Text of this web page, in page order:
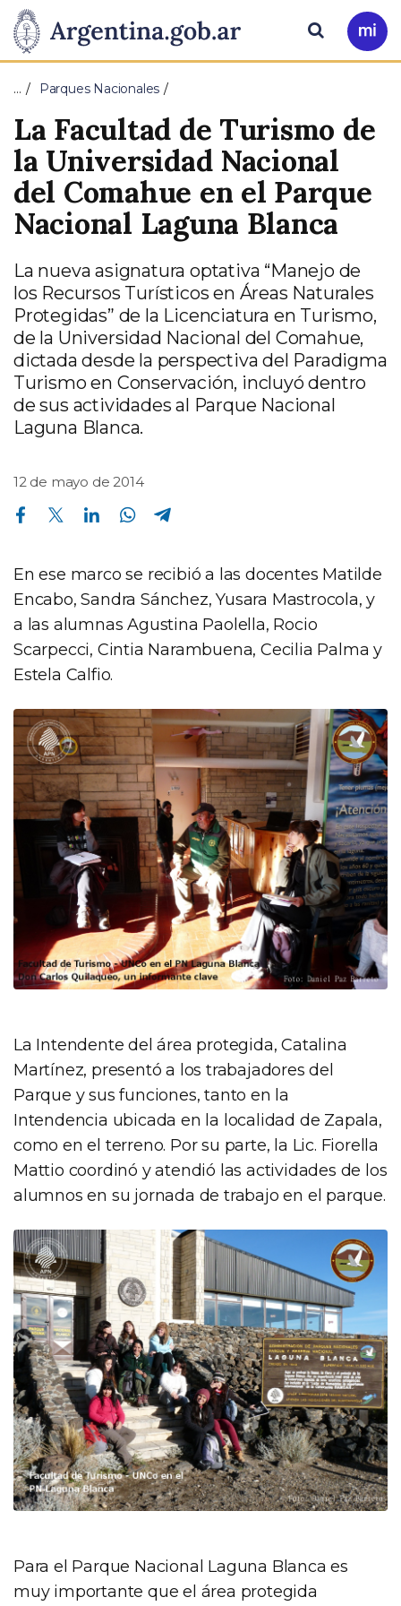
Presidencia
de
la
Nación
Pasar al contenido principal
Ir
a
Buscar
… Parques Nacionales
La Facultad de Turismo de
la Universidad Nacional
del Comahue en el Parque
Nacional Laguna Blanca
La nueva asignatura optativa “Manejo de
los Recursos Turísticos en Áreas Naturales
Protegidas” de la Licenciatura en Turismo,
de la Universidad Nacional del Comahue,
dictada desde la perspectiva del Paradigma
Turismo en Conservación, incluyó dentro
de sus actividades al Parque Nacional
Laguna Blanca.
12 de mayo de 2014
Compartir en Facebook Compartir en Twitter Compartir en Linkedin Compartir en Whatsapp
En ese marco se recibió a las docentes Matilde
Encabo, Sandra Sánchez, Yusara Mastrocola, y
a las alumnas Agustina Paolella, Rocio
Scarpecci, Cintia Narambuena, Cecilia Palma y
Estela Calfio.
La Intendente del área protegida, Catalina
Martínez, presentó a los trabajadores del
Parque y sus funciones, tanto en la
Intendencia ubicada en la localidad de Zapala,
como en el terreno. Por su parte, la Lic. Fiorella
Mattio coordinó y atendió las actividades de los
alumnos en su jornada de trabajo en el parque.
Para el Parque Nacional Laguna Blanca es
muy importante que el área protegida